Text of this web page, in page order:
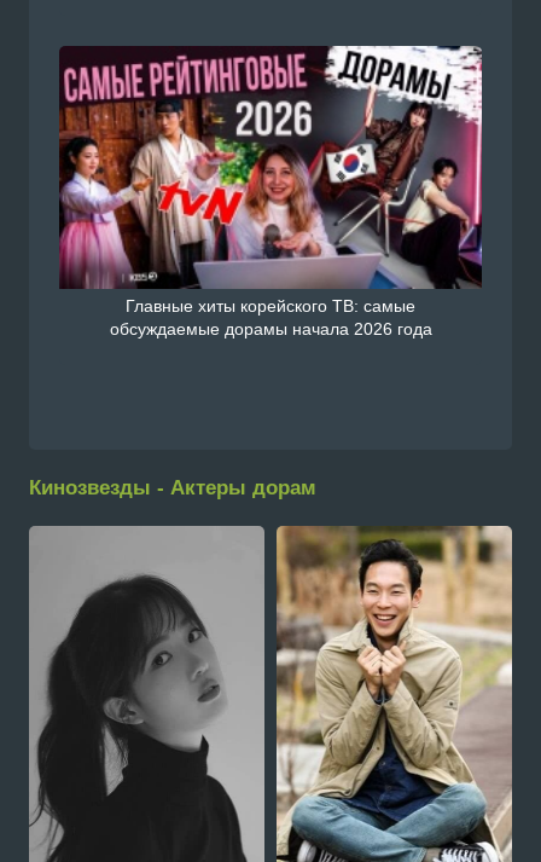
Главные хиты корейского ТВ: самые
обсуждаемые дорамы начала 2026 года
Кинозвезды - Актеры дорам